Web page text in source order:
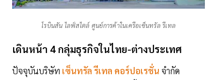
โรบินสัน ไลฟ์สไตล์ ศูนย์การค้าในเครือเซ็นทรัล รีเทล
เดินหน้า 4 กลุ่มธุรกิจในไทย-ต่างประเทศ
ปัจจุบันบริษัท เซ็นทรัล รีเทล คอร์ปอเรชั่น จำกัด